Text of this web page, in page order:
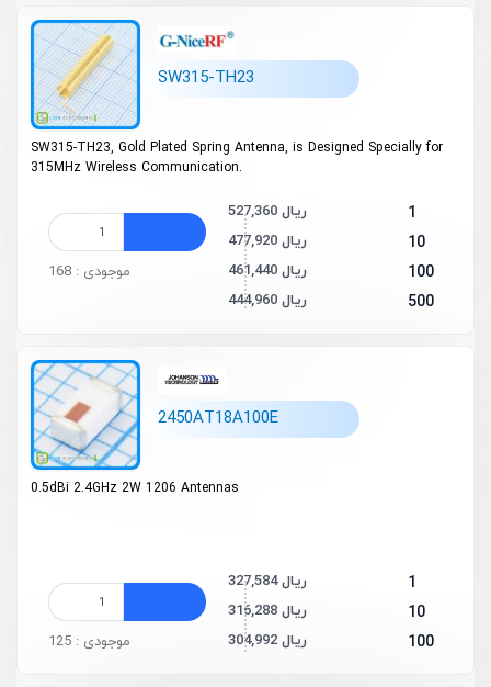
SW315-TH23
SW315-TH23, Gold Plated Spring Antenna, is Designed Specially for
315MHz Wireless Communication.
1 527,360 ریال
10 477,920 ریال
100 461,440 ریال
500 444,960 ریال
موجودی : 168
2450AT18A100E
0.5dBi 2.4GHz 2W 1206 Antennas
1 327,584 ریال
10 316,288 ریال
100 304,992 ریال موجودی : 125